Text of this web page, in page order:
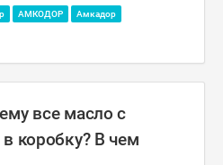
АМКОДОР
Амкадор
все масло с
коробку? В чем